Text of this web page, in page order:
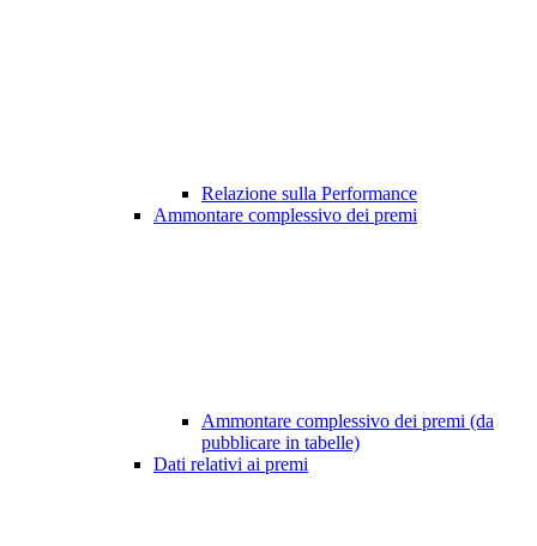
Relazione sulla Performance
Ammontare complessivo dei premi
Ammontare complessivo dei premi (da
pubblicare in tabelle)
Dati relativi ai premi